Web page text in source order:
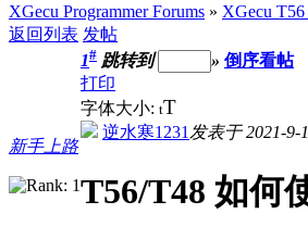
XGecu Programmer Forums » XGecu
返回列表 发帖
新手上路
1# 跳转到 » 倒序看帖
打印
字体大小: tT
逆水寒1231 发表于 2021-9-
T56/T48 如何